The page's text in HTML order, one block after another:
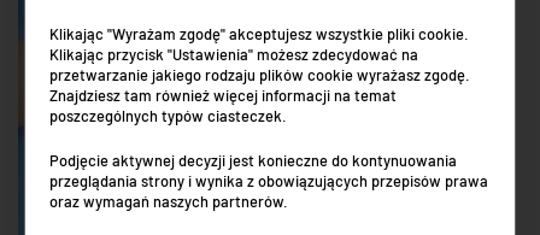
Klikając "Wyrażam zgodę" akceptujesz wszystkie pliki cookie.
Klikając przycisk "Ustawienia" możesz zdecydować na
przetwarzanie jakiego rodzaju plików cookie wyrażasz zgodę.
Znajdziesz tam również więcej informacji na temat
poszczególnych typów ciasteczek.
Podjęcie aktywnej decyzji jest konieczne do kontynuowania
przeglądania strony i wynika z obowiązujących przepisów prawa
oraz wymagań naszych partnerów.